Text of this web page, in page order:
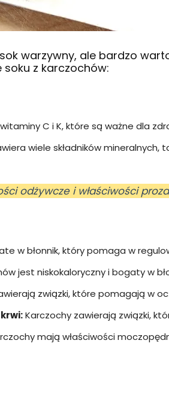
warzywny, ale bardzo
z karczochów:
C i K, które są ważne dla
wiele składników
odżywcze i właściwości
w błonnik, który pomaga w
jest niskokaloryczny i bogaty w
związki, które pomagają w
Karczochy zawierają związki,
mają właściwości